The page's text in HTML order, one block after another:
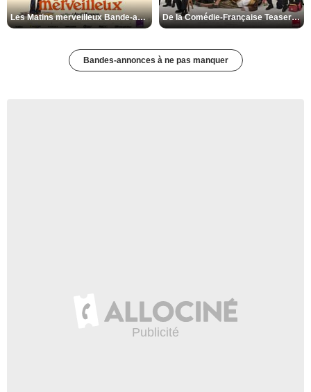
Les Matins merveilleux Bande-annonce VF De la Comédie-Française Teaser VF
Bandes-annonces à ne pas manquer